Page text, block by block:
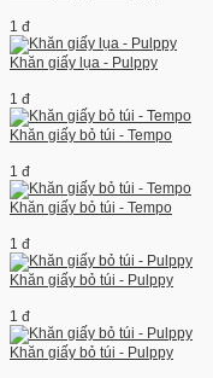
1 đ
Khăn giấy lụa - Pulppy
1 đ
Khăn giấy bỏ túi - Tempo
1 đ
Khăn giấy bỏ túi - Tempo
1 đ
Khăn giấy bỏ túi - Pulppy
1 đ
Khăn giấy bỏ túi - Pulppy